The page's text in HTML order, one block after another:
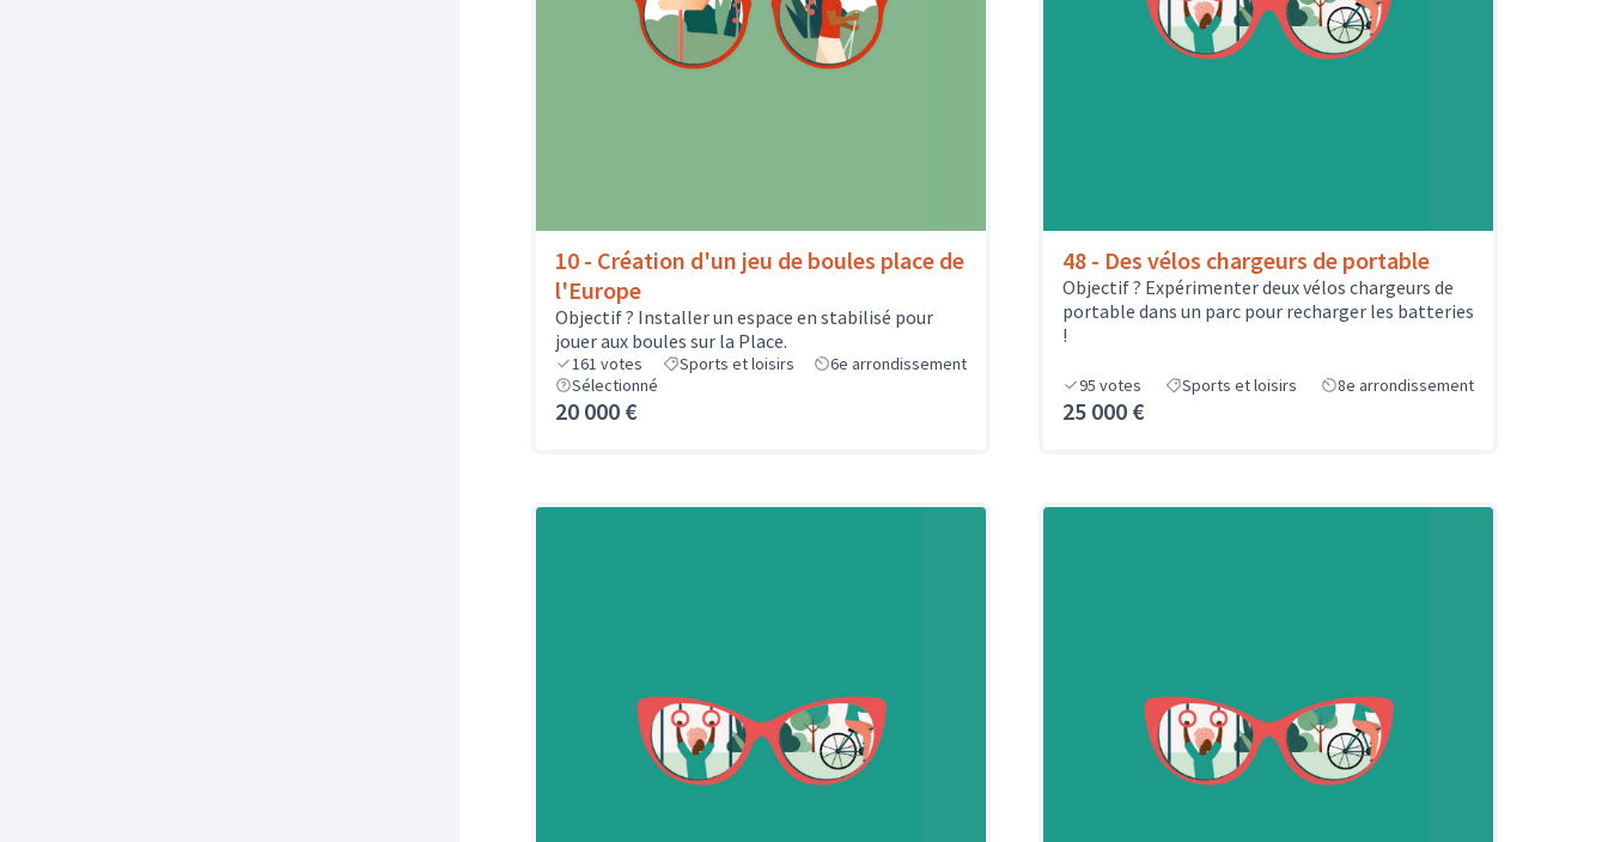
10 - Création d'un jeu de boules place de
l'Europe
Objectif ? Installer un espace en stabilisé pour
jouer aux boules sur la Place.
161 votes Sports et loisirs
6e arrondissement
Sélectionné
20 000 €
48 - Des vélos chargeurs de portable
Objectif ? Expérimenter deux vélos chargeurs de
portable dans un parc pour recharger les batteries
!
95 votes Sports et loisirs 8e arrondissement
25 000 €